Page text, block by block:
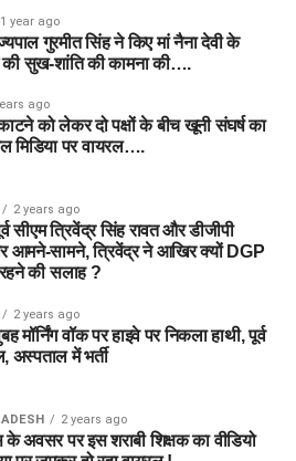
1 year ago
गुरमीत सिंह ने किए मां नैना देवी के
की सुख-शांति की कामना की….
ago
को लेकर दो पक्षों के बीच खूनी संघर्ष का
मिडिया पर वायरल….
2 years ago
सीएम त्रिवेंद्र सिंह रावत और डीजीपी
आमने-सामने, त्रिवेंद्र ने आखिर क्यों DGP
की सलाह ?
2 years ago
मॉर्निंग वॉक पर हाइवे पर निकला हाथी, पूर्व
अस्पताल में भर्ती
2 years ago
के अवसर पर इस शराबी शिक्षक का वीडियो